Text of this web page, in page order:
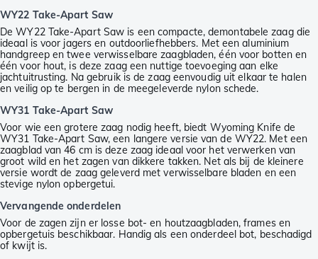
WY22 Take-Apart Saw
De WY22 Take-Apart Saw is een compacte, demontabele zaag die
ideaal is voor jagers en outdoorliefhebbers. Met een aluminium
handgreep en twee verwisselbare zaagbladen, één voor botten en
één voor hout, is deze zaag een nuttige toevoeging aan elke
jachtuitrusting. Na gebruik is de zaag eenvoudig uit elkaar te halen
en veilig op te bergen in de meegeleverde nylon schede.
WY31 Take-Apart Saw
Voor wie een grotere zaag nodig heeft, biedt Wyoming Knife de
WY31 Take-Apart Saw, een langere versie van de WY22. Met een
zaagblad van 46 cm is deze zaag ideaal voor het verwerken van
groot wild en het zagen van dikkere takken. Net als bij de kleinere
versie wordt de zaag geleverd met verwisselbare bladen en een
stevige nylon opbergetui.
Vervangende onderdelen
Voor de zagen zijn er losse bot- en houtzaagbladen, frames en
opbergetuis beschikbaar. Handig als een onderdeel bot, beschadigd
of kwijt is.